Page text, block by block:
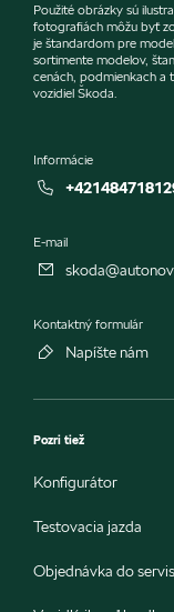
Použité obrázky sú
fotografiách môžu byť
je štandardom pre
sortimente modelov,
cenách, podmienkach a
vozidiel Škoda.
Informácie
E-mail
Kontaktný formulár
Napíšte nám
Pozri tiež
Konfigurátor
Testovacia jazda
Objednávka do